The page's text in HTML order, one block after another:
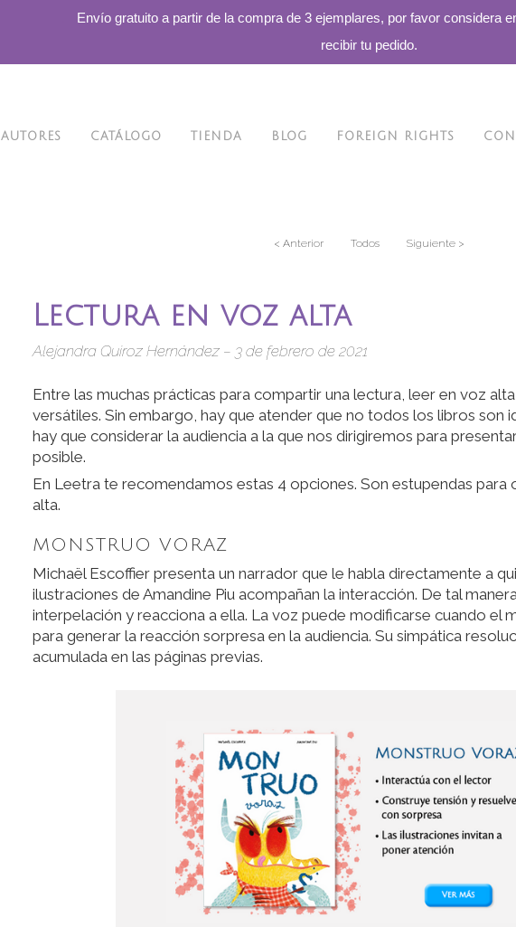
Envío gratuito a partir de la compra de 3 ejemplares, por favor considera
recibir tu pedido.
AUTORES CATÁLOGO TIENDA BLOG FOREIGN RIGHTS
< Anterior Todos Siguiente >
Lectura en voz alta
Alejandra Quiroz Hernández – 3 de febrero de 2021
Entre las muchas prácticas para compartir una lectura, leer en voz
versátiles. Sin embargo, hay que atender que no todos los libros son
hay que considerar la audiencia a la que nos dirigiremos para
posible.
En Leetra te recomendamos estas 4 opciones. Son estupendas para
alta.
MONSTRUO VORAZ
Michaël Escoffier presenta un narrador que le habla directamente a
ilustraciones de Amandine Piu acompañan la interacción. De tal
interpelación y reacciona a ella. La voz puede modificarse cuando el
para generar la reacción sorpresa en la audiencia. Su simpática
acumulada en las páginas previas.